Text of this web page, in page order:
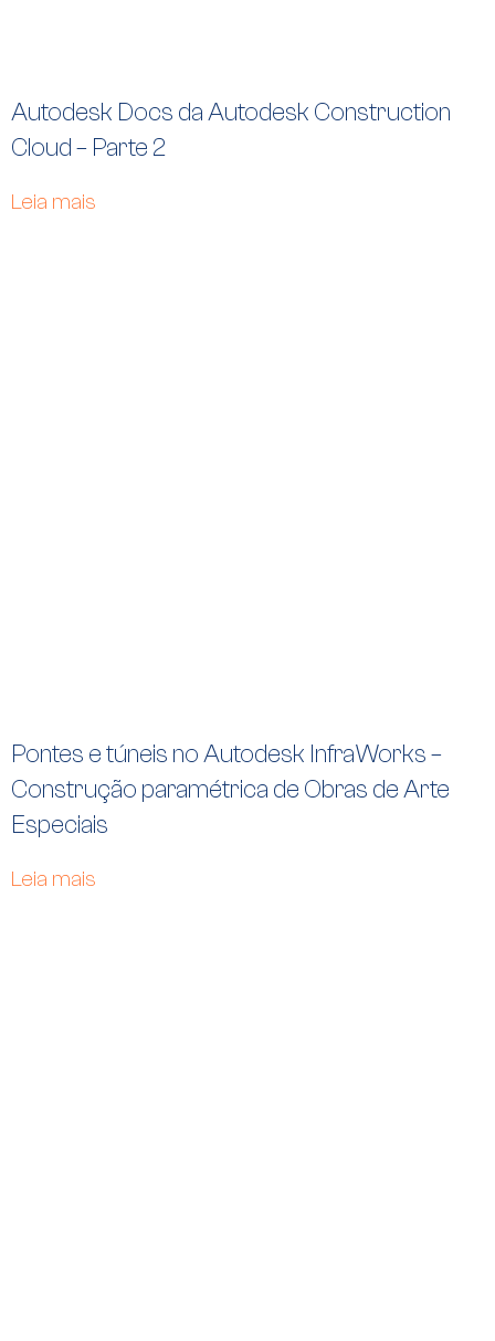
Autodesk Docs da Autodesk Construction
Cloud – Parte 2
Leia mais
Pontes e túneis no Autodesk InfraWorks –
Construção paramétrica de Obras de Arte
Especiais
Leia mais